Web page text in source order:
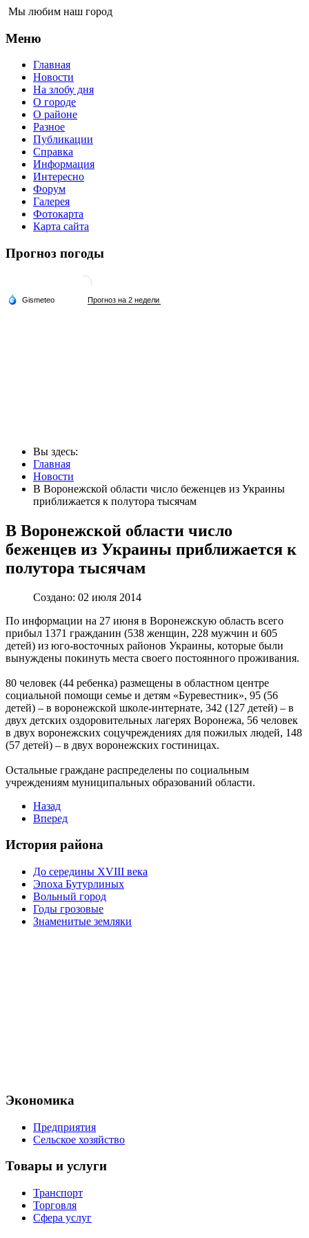
Мы любим наш город
Меню
Главная
Новости
На злобу дня
О городе
О районе
Разное
Публикации
Справка
Информация
Интересно
Форум
Галерея
Фотокарта
Карта сайта
Прогноз погоды
Вы здесь:
Главная
Новости
В Воронежской области число беженцев из Украины
приближается к полутора тысячам
В Воронежской области число
беженцев из Украины приближается к
полутора тысячам
Создано: 02 июля 2014
По информации на 27 июня в Воронежскую область всего
прибыл 1371 гражданин (538 женщин, 228 мужчин и 605
детей) из юго-восточных районов Украины, которые были
вынуждены покинуть места своего постоянного проживания.
80 человек (44 ребенка) размещены в областном центре
социальной помощи семье и детям «Буревестник», 95 (56
детей) – в воронежской школе-интернате, 342 (127 детей) – в
двух детских оздоровительных лагерях Воронежа, 56 человек
в двух воронежских соцучреждениях для пожилых людей, 148
(57 детей) – в двух воронежских гостиницах.
Остальные граждане распределены по социальным
учреждениям муниципальных образований области.
Назад
Вперед
История района
До середины XVIII века
Эпоха Бутурлиных
Вольный город
Годы грозовые
Знаменитые земляки
Экономика
Предприятия
Сельское хозяйство
Товары и услуги
Транспорт
Торговля
Сфера услуг